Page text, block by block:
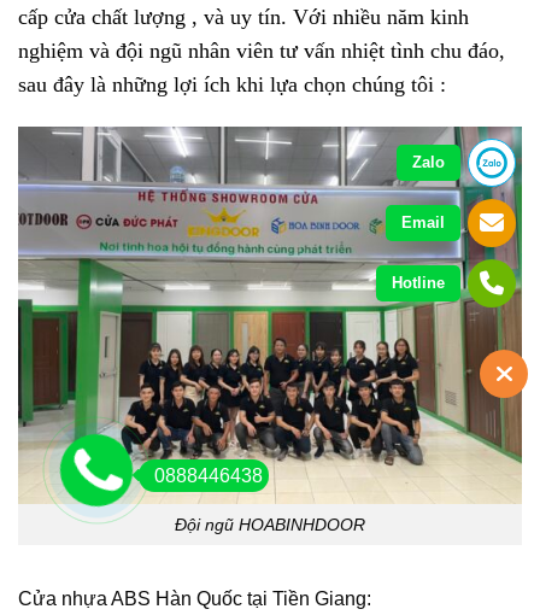
cấp cửa chất lượng , và uy tín. Với nhiều năm kinh
nghiệm và đội ngũ nhân viên tư vấn nhiệt tình chu đáo,
sau đây là những lợi ích khi lựa chọn chúng tôi :
Đội ngũ HOABINHDOOR
Cửa nhựa ABS Hàn Quốc tại Tiền Giang:
0888446438
Zalo
Email
Hotline